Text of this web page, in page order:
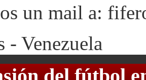
un mail a:
- Venezuela